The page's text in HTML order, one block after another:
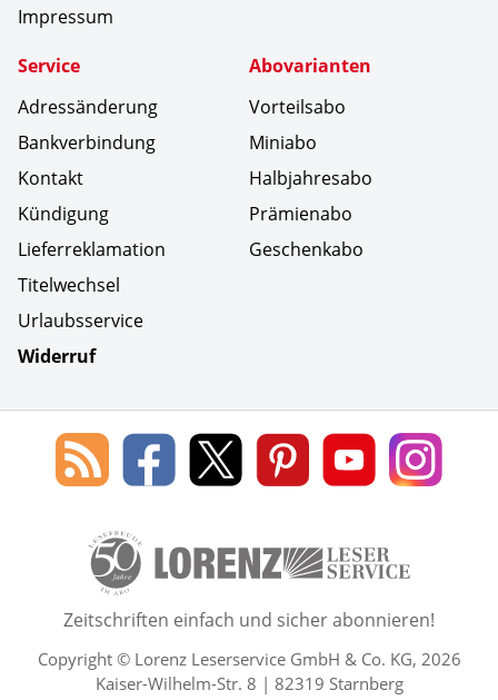
Impressum
Service
Adressänderung
Bankverbindung
Kontakt
Kündigung
Lieferreklamation
Titelwechsel
Urlaubsservice
Widerruf
Abovarianten
Vorteilsabo
Miniabo
Halbjahresabo
Prämienabo
Geschenkabo
Social Media
Blog
des
Leserservice
Lorenz
Leserservice
Lorenz
Leserservice
Lorenz
Leserservice
Lorenz
Leserservice
Lorenz
50 Lesefreude im Abo Jahre
Zeitschriften einfach und sicher abonnieren!
Copyright © Lorenz Leserservice GmbH & Co. KG, 2026
Kaiser-Wilhelm-Str. 8 | 82319 Starnberg